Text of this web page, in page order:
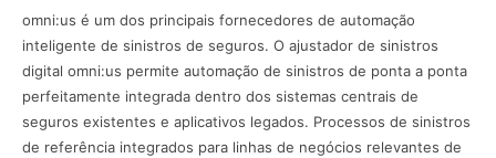
‍omni:us é um dos principais fornecedores de automação
inteligente de sinistros de seguros. O ajustador de sinistros
digital omni:us permite automação de sinistros de ponta a ponta
perfeitamente integrada dentro dos sistemas centrais de
seguros existentes e aplicativos legados. Processos de sinistros
de referência integrados para linhas de negócios relevantes de